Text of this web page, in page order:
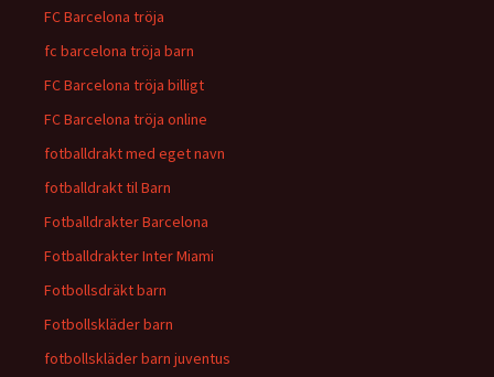
FC Barcelona tröja
fc barcelona tröja barn
FC Barcelona tröja billigt
FC Barcelona tröja online
fotballdrakt med eget navn
fotballdrakt til Barn
Fotballdrakter Barcelona
Fotballdrakter Inter Miami
Fotbollsdräkt barn
Fotbollskläder barn
fotbollskläder barn juventus